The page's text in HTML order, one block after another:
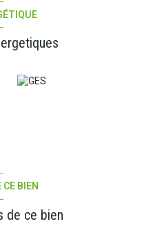
CE BIEN
de ce bien